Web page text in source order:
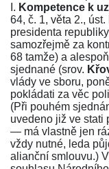
I. Kompetence k
64, č. 1, věta 2.,
presidenta
samozřejmě za
68 tamže) a
sjednané (srov.
vlády ve sboru,
pokládati za věc
(Při pouhém
uvedeno již ve stati
— má vlastně jen
vždy nutné, leda
alianční smlouvu.)